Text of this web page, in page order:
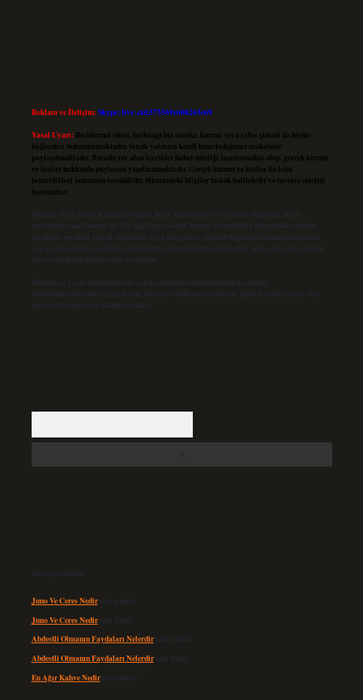
Reklam ve İletişim:Skype: live:.cid.575569c608265c69
Yasal Uyarı: Bu internet sitesi, herhangi bir marka, kurum veya şahıs şirketi ile hiçbir
bağlantısı bulunmamaktadır. Sitede yalnızca kendi hazırladığımız makaleler
paylaşılmaktadır. Burada yer alan içerikler haber niteliği taşımamakta olup, gerçek kurum
ve kişiler hakkında paylaşım yapılmamaktadır. Gerçek kurum ve kişiler ile isim
benzerlikleri tamamen tesadüfidir. Sitemizdeki bilgiler taslak halindedir ve tavsiye niteliği
taşımazlar.
Sitemiz, 5651 Sayılı Kanun gereğince Bilgi Teknolojileri ve İletişim Kurumu (BTK)
tarafından onaylanmış bir Yer Sağlayıcı olarak hizmet vermektedir. Bu nedenle, sitedeki
içerikleri proaktif olarak denetleme veya araştırma yükümlülüğümüz bulunmamaktadır.
Ancak, üyelerimiz yazdıkları içeriklerin sorumluluğunu taşımakta olup, siteye üye olarak
bu sorumluluğu kabul etmiş sayılırlar.
Hukuka ve yasal düzenlemelere aykırı olduğunu düşündüğünüz içerikleri,
backlinkpanelicomtr@gmail.com adresine bildirmeniz halinde, ilgili içerikler yasal süre
içerisinde sitemizden kaldırılacaktır.
Son yorumlar
Juno Ve Ceres Nediriçin admin
Juno Ve Ceres Nediriçin Altan
Abdestli Olmanın Faydaları Nelerdiriçin admin
Abdestli Olmanın Faydaları Nelerdiriçin Alper
En Ağır Kahve Nediriçin admin